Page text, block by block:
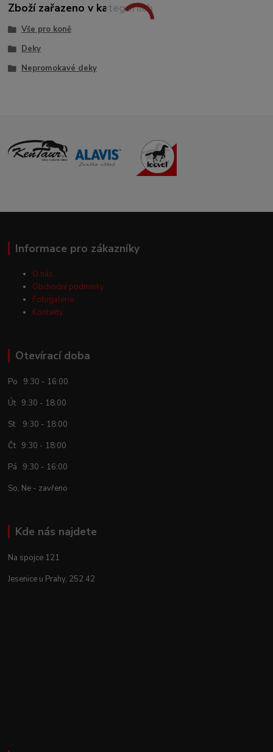
Zboží zařazeno v kategoriích
Vše pro koně
Deky
Nepromokavé deky
Informace pro zákazníky
O nás
Obchodní podmínky
Fotogalerie
Kontakty
Otevírací doba
Po 9:30 - 16:00
Út 9:30 - 18:00
St 9:30 - 18:00
Čt 9:30 - 18:00
Pá 9:30 - 16:00
So, Ne - zavřeno
Kde nás najdete
Na spojce 121
Jesenice u Prahy, 252 42